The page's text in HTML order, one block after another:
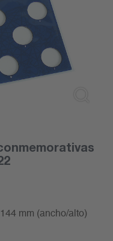
mm (ancho/alto)